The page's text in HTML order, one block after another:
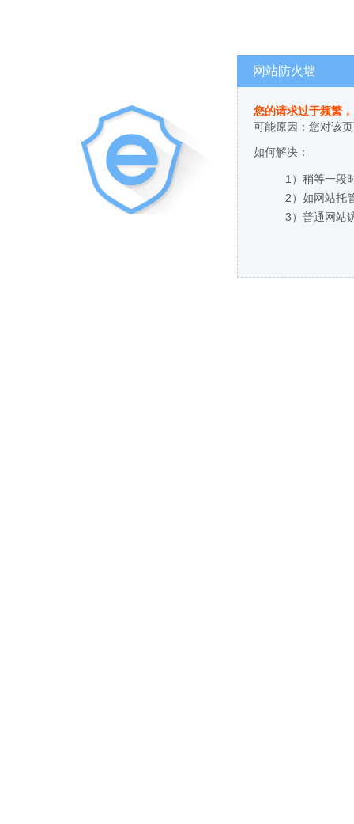
网站防火墙
您的请求过于频繁
可能原因：您对该
如何解决：
1）稍等一段
2）如网站托
3）普通网站